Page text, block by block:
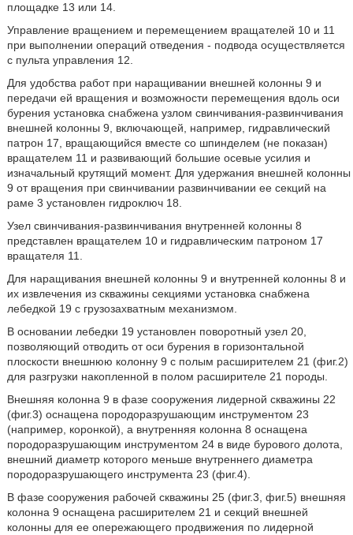
площадке 13 или 14.
Управление вращением и перемещением вращателей 10 и 11
при выполнении операций отведения - подвода осуществляется
с пульта управления 12.
Для удобства работ при наращивании внешней колонны 9 и
передачи ей вращения и возможности перемещения вдоль оси
бурения установка снабжена узлом свинчивания-развинчивания
внешней колонны 9, включающей, например, гидравлический
патрон 17, вращающийся вместе со шпинделем (не показан)
вращателем 11 и развивающий большие осевые усилия и
изначальный крутящий момент. Для удержания внешней колонны
9 от вращения при свинчивании развинчивании ее секций на
раме 3 установлен гидроключ 18.
Узел свинчивания-развинчивания внутренней колонны 8
представлен вращателем 10 и гидравлическим патроном 17
вращателя 11.
Для наращивания внешней колонны 9 и внутренней колонны 8 и
их извлечения из скважины секциями установка снабжена
лебедкой 19 с грузозахватным механизмом.
В основании лебедки 19 установлен поворотный узел 20,
позволяющий отводить от оси бурения в горизонтальной
плоскости внешнюю колонну 9 с полым расширителем 21 (фиг.2)
для разгрузки накопленной в полом расширителе 21 породы.
Внешняя колонна 9 в фазе сооружения лидерной скважины 22
(фиг.3) оснащена породоразрушающим инструментом 23
(например, коронкой), а внутренняя колонна 8 оснащена
породоразрушающим инструментом 24 в виде бурового долота,
внешний диаметр которого меньше внутреннего диаметра
породоразрушающего инструмента 23 (фиг.4).
В фазе сооружения рабочей скважины 25 (фиг.3, фиг.5) внешняя
колонна 9 оснащена расширителем 21 и секций внешней
колонны для ее опережающего продвижения по лидерной